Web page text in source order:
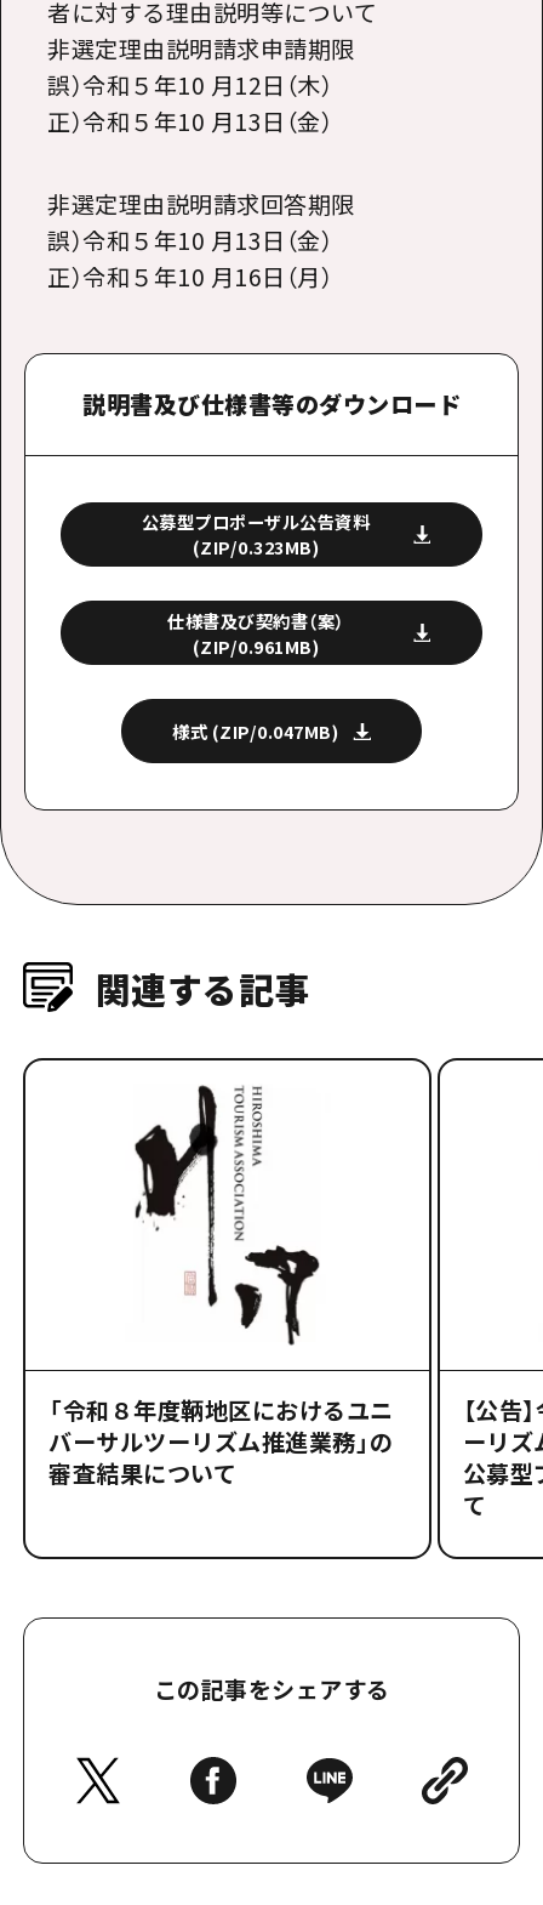
者に対する理由説明等について
非選定理由説明請求申請期限
誤）令和５年10 月12日（木）
正）令和５年10 月13日（金）
非選定理由説明請求回答期限
誤）令和５年10 月13日（金）
正）令和５年10 月16日（月）
説明書及び仕様書等のダウンロード
公募型プロポーザル公告資料
(ZIP/0.323MB)
仕様書及び契約書（案）
(ZIP/0.961MB)
様式 (ZIP/0.047MB)
関連する記事
「令和８年度鞆地区におけるユニ
バーサルツーリズム推進業務」の
審査結果について
【公告
ーリ
公募型
て
この記事をシェアする